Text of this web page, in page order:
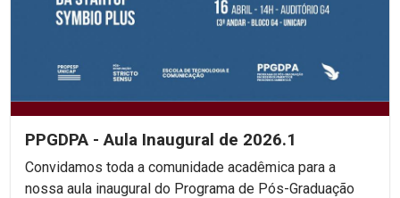
PPGDPA - Aula Inaugural de 2026.1
Convidamos toda a comunidade acadêmica para a
nossa aula inaugural do Programa de Pós-Graduação